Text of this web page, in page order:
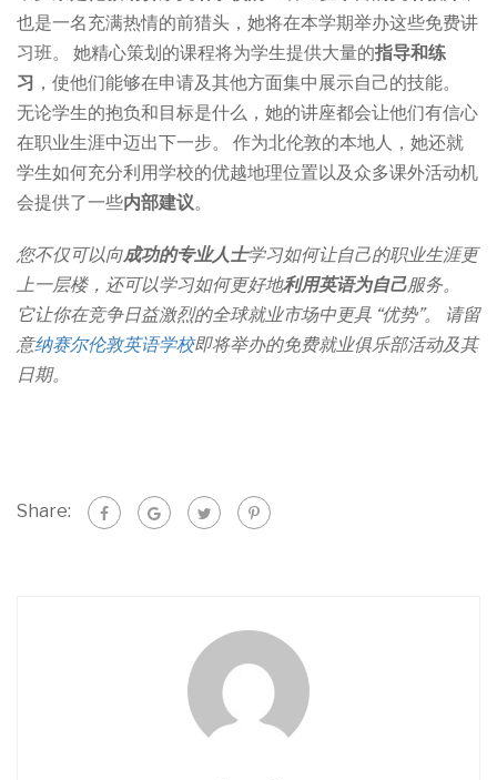
也是一名充满热情的前猎头，她将在本学期举办这些免费讲
习班。 她精心策划的课程将为学生提供大量的指导和练
习 ，使他们能够在申请及其他方面集中展示自己的技能。
无论学生的抱负和目标是什么，她的讲座都会让他们有信心
在职业生涯中迈出下一步。 作为北伦敦的本地人，她还就
学生如何充分利用学校的优越地理位置以及众多课外活动机
会提供了一些内部建议。
您不仅可以向成功的专业人士学习如何让自己的职业生涯更
上一层楼，还可以学习如何更好地利用英语为自己服务。
它让你在竞争日益激烈的全球就业市场中更具 “优势”。 请留
意纳赛尔伦敦英语学校即将举办的免费就业俱乐部活动及其
日期。
Share: